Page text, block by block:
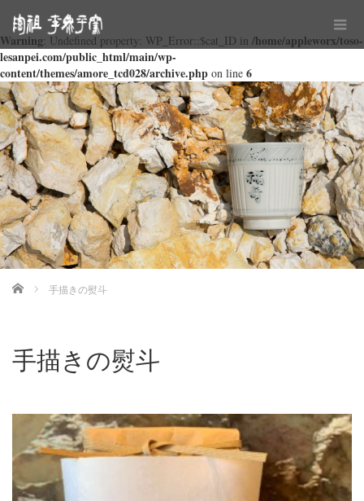
Warning: Undefined property: WP_Error::$cat_ID in /home/appleworx/toso-
lesanpei.com/public_html/main/wp-
content/themes/amore_tcd028/archive.php on line 6
Home 手描きの熨斗
手描きの熨斗